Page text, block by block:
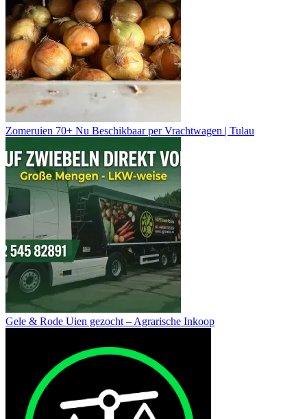
Zomeruien 70+ Nu Beschikbaar per Vrachtwagen | Tulau
Gele & Rode Uien gezocht – Agrarische Inkoop